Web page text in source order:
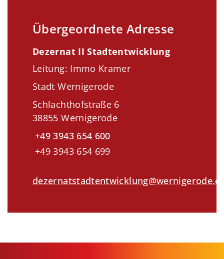
Übergeordnete Adresse
Dezernat II Stadtentwicklung
Leitung: Immo Kramer
Stadt Wernigerode
Schlachthofstraße 6
38855 Wernigerode
+49 3943 654 600
+49 3943 654 699